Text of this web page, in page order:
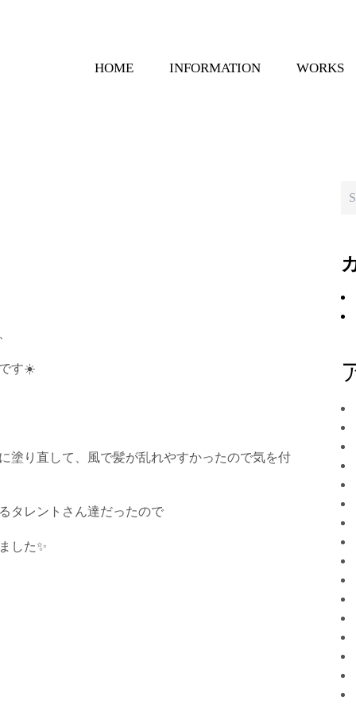
HOME INFORMATION WORKS
す☀️
塗り直して、風で髪が乱れやすかったので気を付
タレントさん達だったので
した✨